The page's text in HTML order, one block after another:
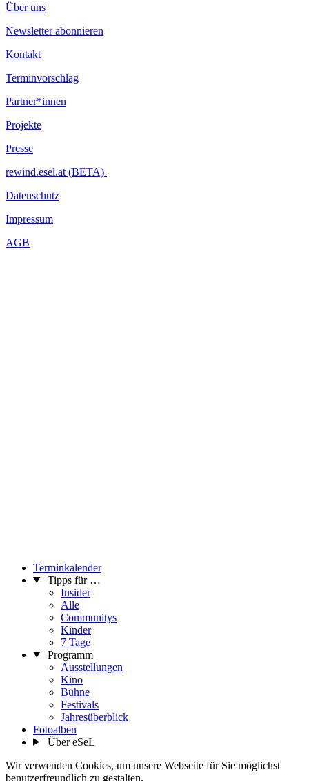
Über uns
Newsletter abonnieren
Kontakt
Terminvorschlag
Partner*innen
Projekte
Presse
rewind.esel.at (BETA)
Datenschutz
Impressum
AGB
Terminkalender
Tipps für …
Insider
Alle
Communitys
Kinder
7 Tage
Programm
Ausstellungen
Kino
Bühne
Festivals
Jahresüberblick
Fotoalben
Über eSeL
Wir verwenden Cookies, um unsere Webseite für Sie möglichst
benutzerfreundlich zu gestalten.